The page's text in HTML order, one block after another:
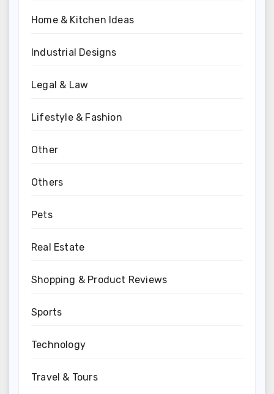
Home & Kitchen Ideas
Industrial Designs
Legal & Law
Lifestyle & Fashion
Other
Others
Pets
Real Estate
Shopping & Product Reviews
Sports
Technology
Travel & Tours